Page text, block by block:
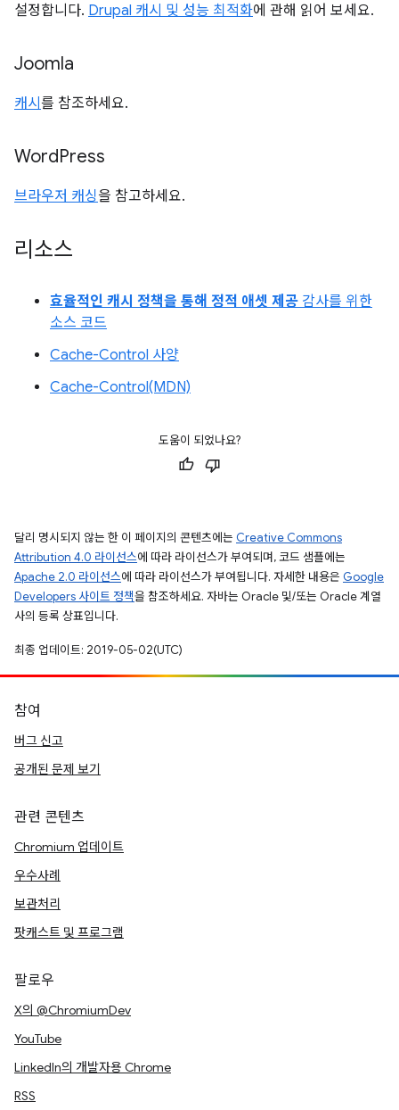
설정합니다. Drupal 캐시 및 성능 최적화에 관해 읽어 보세요.
Joomla
캐시 를 참조하세요.
WordPress
브라우저 캐싱을 참고하세요.
리소스
효율적인 캐시 정책을 통해 정적 애셋 제공 감사를 위한
소스 코드
Cache-Control 사양
Cache-Control(MDN)
도움이 되었나요?
달리 명시되지 않는 한 이 페이지의 콘텐츠에는 Creative Commons
Attribution 4.0 라이선스에 따라 라이선스가 부여되며, 코드 샘플에는
Apache 2.0 라이선스에 따라 라이선스가 부여됩니다. 자세한 내용은 Google
Developers 사이트 정책을 참조하세요. 자바는 Oracle 및/또는 Oracle 계열
사의 등록 상표입니다.
최종 업데이트: 2019-05-02(UTC)
참여
버그 신고
공개된 문제 보기
관련 콘텐츠
Chromium 업데이트
우수사례
보관처리
팟캐스트 및 프로그램
팔로우
X의 @ChromiumDev
YouTube
LinkedIn의 개발자용 Chrome
RSS